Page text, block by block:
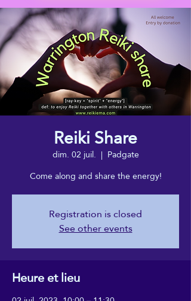
Reiki Share
dim. 02 juil.
  |
Padgate
Come along and share the energy!
Registration is closed
See other events
Heure et lieu